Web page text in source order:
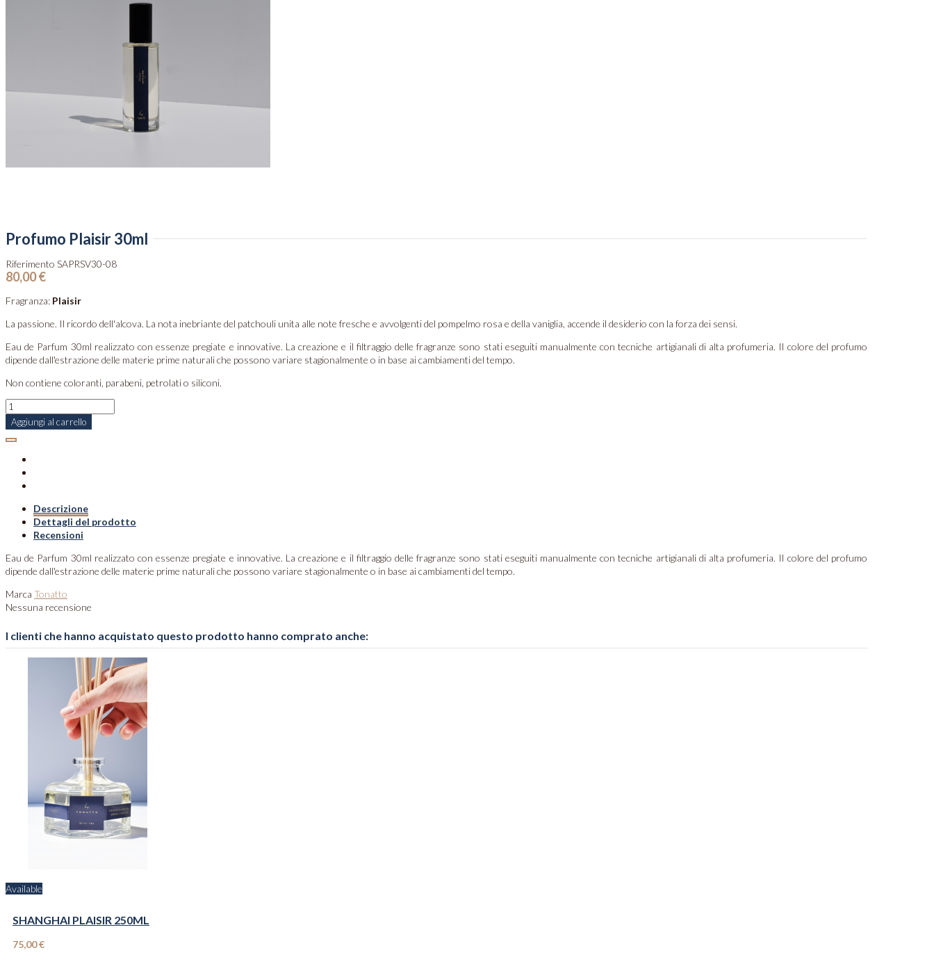
Profumo Plaisir 30ml
Riferimento SAPRSV30-08
80,00 €
Fragranza: Plaisir
La passione. Il ricordo dell'alcova. La nota inebriante del patchouli unita alle note fresche e avvolgenti del pompelmo rosa e della vaniglia, accende il desiderio con la forza dei sensi.
Eau de Parfum 30ml realizzato con essenze pregiate e innovative. La creazione e il filtraggio delle fragranze sono stati eseguiti manualmente con tecniche artigianali di alta profumeria. Il colore del profumo
dipende dall'estrazione delle materie prime naturali che possono variare stagionalmente o in base ai cambiamenti del tempo.
Non contiene coloranti, parabeni, petrolati o siliconi.
Aggiungi al carrello
Descrizione
Dettagli del prodotto
Recensioni
Eau de Parfum 30ml realizzato con essenze pregiate e innovative. La creazione e il filtraggio delle fragranze sono stati eseguiti manualmente con tecniche artigianali di alta profumeria. Il colore del profumo
dipende dall'estrazione delle materie prime naturali che possono variare stagionalmente o in base ai cambiamenti del tempo.
Marca Tonatto
Nessuna recensione
I clienti che hanno acquistato questo prodotto hanno comprato anche:
Available
SHANGHAI PLAISIR 250ML
75,00 €